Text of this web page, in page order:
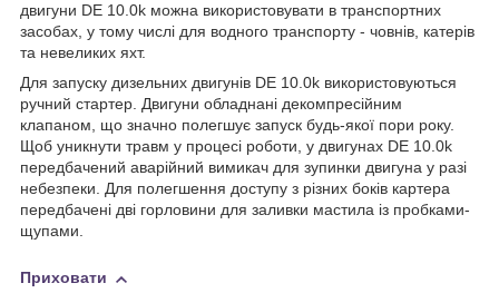
двигуни DE 10.0k можна використовувати в транспортних
засобах, у тому числі для водного транспорту - човнів, катерів
та невеликих яхт.
Для запуску дизельних двигунів DE 10.0k використовуються
ручний стартер. Двигуни обладнані декомпресійним
клапаном, що значно полегшує запуск будь-якої пори року.
Щоб уникнути травм у процесі роботи, у двигунах DE 10.0k
передбачений аварійний вимикач для зупинки двигуна у разі
небезпеки. Для полегшення доступу з різних боків картера
передбачені дві горловини для заливки мастила із пробками-
щупами.
Приховати